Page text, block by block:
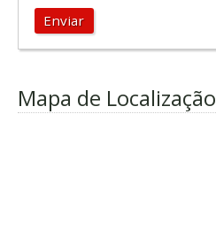
Enviar
Mapa de Localização